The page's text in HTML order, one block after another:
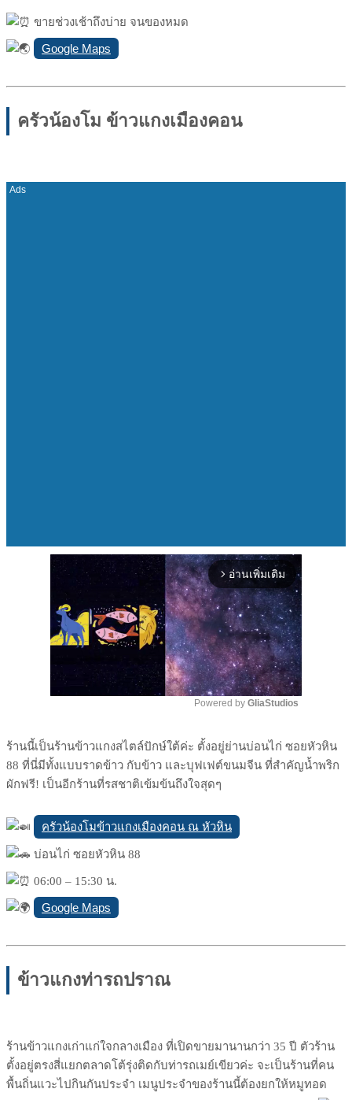
ขายช่วงเช้าถึงบ่าย จนของหมด
Google Maps
ครัวน้องโม ข้าวแกงเมืองคอน
arrow_forward_ios อ่านเพิ่มเติม
Mute
Powered by GliaStudios
ร้านนี้เป็นร้านข้าวแกงสไตล์ปักษ์ใต้ค่ะ ตั้งอยู่ย่านบ่อนไก่ ซอยหัวหิน
88 ที่นี่มีทั้งแบบราดข้าว กับข้าว และบุฟเฟต์ขนมจีน ที่สำคัญน้ำพริก
ผักฟรี! เป็นอีกร้านที่รสชาติเข้มข้นถึงใจสุดๆ
ครัวน้องโมข้าวแกงเมืองคอน ณ หัวหิน
บ่อนไก่ ซอยหัวหิน 88
06:00 – 15:30 น.
Google Maps
ข้าวแกงท่ารถปราณ
ร้านข้าวแกงเก่าแก่ใจกลางเมือง ที่เปิดขายมานานกว่า 35 ปี ตัวร้าน
ตั้งอยู่ตรงสี่แยกตลาดโต้รุ่งติดกับท่ารถเมย์เขียวค่ะ จะเป็นร้านที่คน
พื้นถิ่นแวะไปกินกันประจำ เมนูประจำของร้านนี้ต้องยกให้หมูทอด